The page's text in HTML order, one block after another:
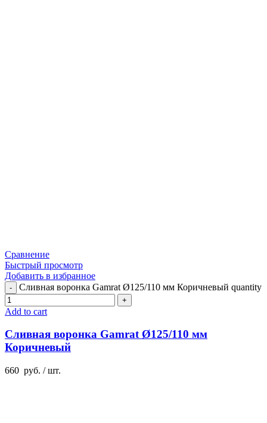
Сравнение
Быстрый просмотр
Добавить в избранное
Сливная воронка Gamrat Ø125/110 мм Коричневый quantity
Add to cart
Сливная воронка Gamrat Ø125/110 мм
Коричневый
660 руб. / шт.